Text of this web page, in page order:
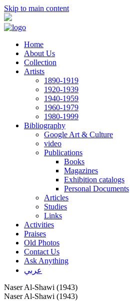
Skip to main content
Home
About Us
Collection
Artists
1890-1919
1920-1939
1940-1959
1960-1979
1980-1999
Bibliography
Google Art & Culture
video
Publications
Books
Magazines
Exhibition catalogs
Personal Documents
Articles
Studies
Links
Activities
Praises
Old Photos
Contact Us
Ask Anything
عربي
Naser Al-Shawi (1943)
Naser Al-Shawi (1943)